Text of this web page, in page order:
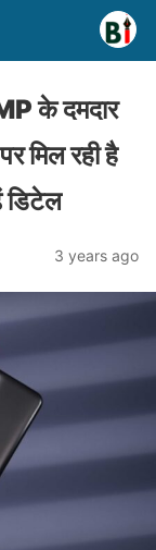
के दमदार
रही है
3 years ago